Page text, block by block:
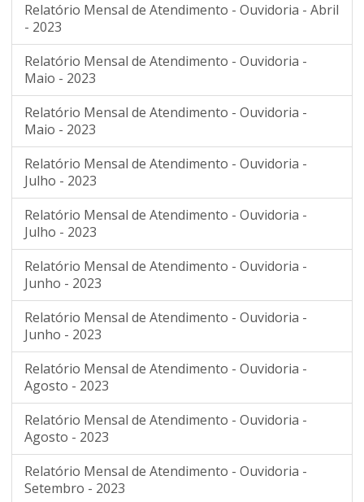
Relatório Mensal de Atendimento - Ouvidoria - Abril
- 2023
Relatório Mensal de Atendimento - Ouvidoria -
Maio - 2023
Relatório Mensal de Atendimento - Ouvidoria -
Maio - 2023
Relatório Mensal de Atendimento - Ouvidoria -
Julho - 2023
Relatório Mensal de Atendimento - Ouvidoria -
Julho - 2023
Relatório Mensal de Atendimento - Ouvidoria -
Junho - 2023
Relatório Mensal de Atendimento - Ouvidoria -
Junho - 2023
Relatório Mensal de Atendimento - Ouvidoria -
Agosto - 2023
Relatório Mensal de Atendimento - Ouvidoria -
Agosto - 2023
Relatório Mensal de Atendimento - Ouvidoria -
Setembro - 2023